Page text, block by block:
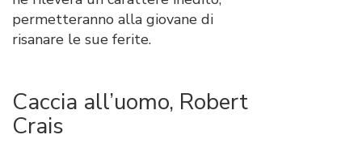
permetteranno alla giovane di
risanare le sue ferite.
Caccia all’uomo, Robert
Crais